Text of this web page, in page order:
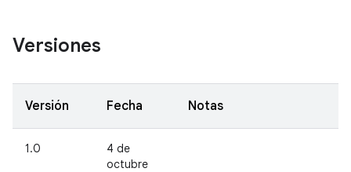
Versiones
Versión Fecha Notas
1.0
4 de
octubre